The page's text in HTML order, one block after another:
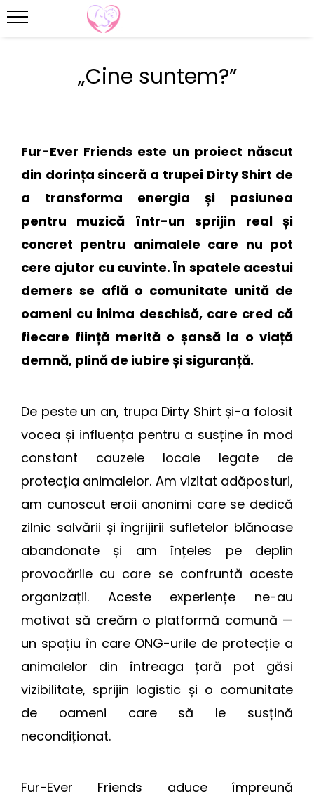
„Cine suntem?”
Fur-Ever Friends este un proiect născut
din dorința sinceră a trupei Dirty Shirt de
a transforma energia și pasiunea
pentru muzică într-un sprijin real și
concret pentru animalele care nu pot
cere ajutor cu cuvinte. În spatele acestui
demers se află o comunitate unită de
oameni cu inima deschisă, care cred că
fiecare ființă merită o șansă la o viață
demnă, plină de iubire și siguranță.
De peste un an, trupa Dirty Shirt și-a folosit
vocea și influența pentru a susține în mod
constant cauzele locale legate de
protecția animalelor. Am vizitat adăposturi,
am cunoscut eroii anonimi care se dedică
zilnic salvării și îngrijirii sufletelor blănoase
abandonate și am înțeles pe deplin
provocările cu care se confruntă aceste
organizații. Aceste experiențe ne-au
motivat să creăm o platformă comună —
un spațiu în care ONG-urile de protecție a
animalelor din întreaga țară pot găsi
vizibilitate, sprijin logistic și o comunitate
de oameni care să le susțină
necondiționat.
Fur-Ever Friends aduce împreună